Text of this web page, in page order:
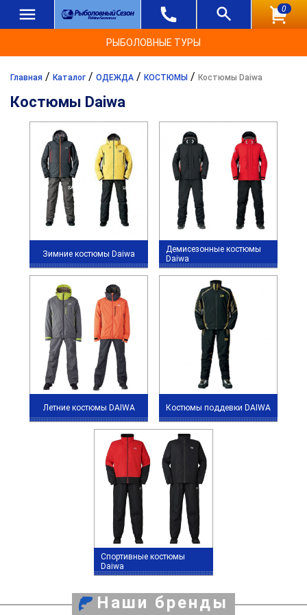
0
РЫБОЛОВНЫЕ ТУРЫ
Главная / Каталог / ОДЕЖДА / КОСТЮМЫ / Костюмы Daiwa
Костюмы Daiwa
Зимние костюмы Daiwa
Демисезонные костюмы
Daiwa
Летние костюмы DAIWA Костюмы поддевки DAIWA
Спортивные костюмы
Daiwa
Наши бренды